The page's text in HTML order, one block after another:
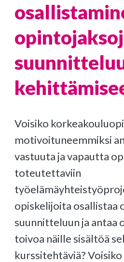
Voisiko
motivoituneemmiksi
vastuuta ja vapautta
toteutettaviin
opiskelijoita osallistaa
suunnitteluun ja antaa
toivoa näille sisältöä
kurssitehtäviä?